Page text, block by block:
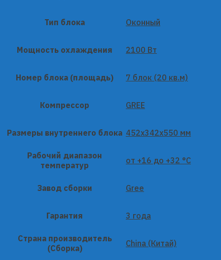
Тип блока Оконный
Мощность охлаждения 2100 Вт
Номер блока (площадь) 7 блок (20 кв.м)
Компрессор GREE
Размеры внутреннего блока 452x342x550 мм
Рабочий диапазон
температур
от +16 до +32 °C
Завод сборки Gree
Гарантия 3 года
Страна производитель
(Сборка)
China (Китай)